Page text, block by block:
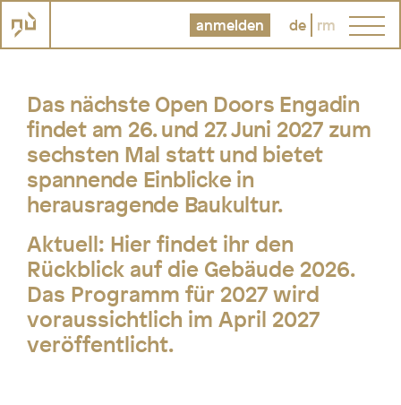
anmelden de rm
Das nächste Open Doors Engadin
findet am 26. und 27. Juni 2027 zum
sechsten Mal statt und bietet
spannende Einblicke in
herausragende Baukultur.
Aktuell: Hier findet ihr den
Rückblick auf die Gebäude 2026.
Das Programm für 2027 wird
voraussichtlich im April 2027
veröffentlicht.